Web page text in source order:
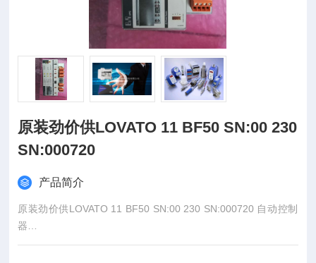
原装劲价供LOVATO 11 BF50 SN:00 230
SN:000720
产品简介
原装劲价供LOVATO 11 BF50 SN:00 230 SN:000720 自动控制
器
：王